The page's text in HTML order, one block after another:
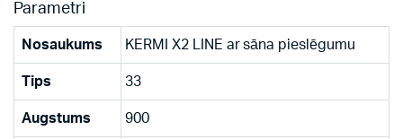
Parametri
Nosaukums KERMI X2 LINE ar sāna pieslēgumu
Tips 33
Augstums 900